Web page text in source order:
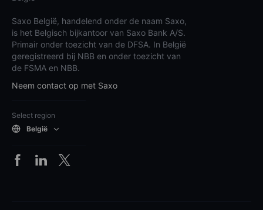
Saxo België, handelend onder de naam Saxo,
is het Belgisch bijkantoor van Saxo Bank A/S.
Primair onder toezicht van de DFSA. In België
geregistreerd bij NBB en onder toezicht van
de FSMA en NBB.
Neem contact op met Saxo
Select region
België